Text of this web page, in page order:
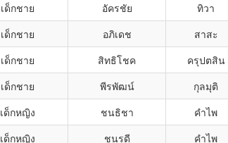
เด็กชาย อัครชัย ทิวา
เด็กชาย อภิเดช สาสะ
เด็กชาย สิทธิโชค ครุปตสิน
เด็กชาย พีรพัฒน์ กุลมุติ
เด็กหญิง ชนธิชา คำไพ
เด็กหญิง ชนรดี คำไพ